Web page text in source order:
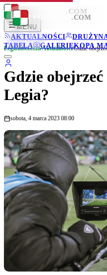
LEGIONISCI .COM
MENU
AKTUALNOŚCI
TABELA
GALERIEKOPA
LEGIONISCI .COM
Legionisci.com/Aktualności/Gdzie
Gdzie
Legia?
sobota, 4 marca 2023 08:00